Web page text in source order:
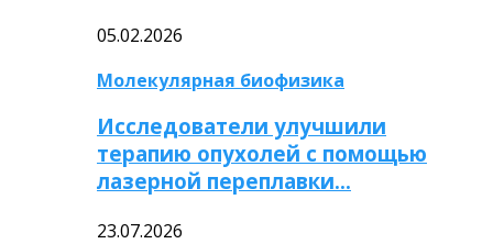
05.02.2026
Молекулярная биофизика
Исследователи улучшили
терапию опухолей с помощью
лазерной переплавки…
23.07.2026